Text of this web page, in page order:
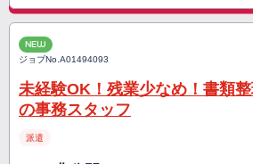
NEW
ジョブNo.A01494093
未経験OK！残業少なめ！書類
の事務スタッフ
派遣